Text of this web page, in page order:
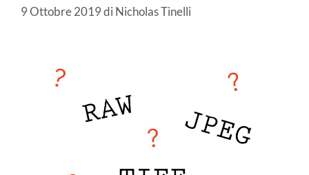
9 Ottobre 2019di Nicholas Tinelli